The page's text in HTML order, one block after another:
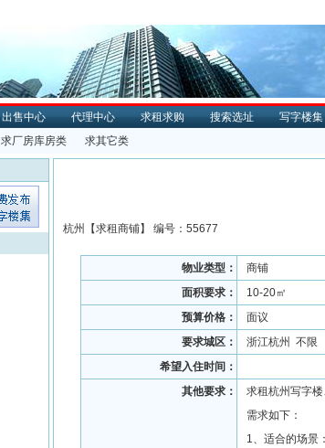
出售中心 代理中心 求租求购 搜索选址 写字楼集
求厂房库房类 求其它类
杭州【求租商铺】 编号：55677
物业类型：
商铺
面积要求：
10-20㎡
预算价格：
面议
要求城区：
浙江杭州 不限
希望入住时间：
其他要求：
求租杭州写字
需求如下：
1、适合的场景